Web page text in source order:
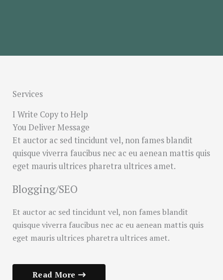
Services
I Write Copy to Help
You Deliver Message
Et auctor ac sed tincidunt vel, non fames blandit
quisque viverra faucibus nec ac eu aenean mattis quis
eget mauris ultrices pharetra ultrices amet.
Blogging/SEO
Et auctor ac sed tincidunt vel, non fames blandit
quisque viverra faucibus nec ac eu aenean mattis quis
eget mauris ultrices pharetra ultrices amet.
Read More